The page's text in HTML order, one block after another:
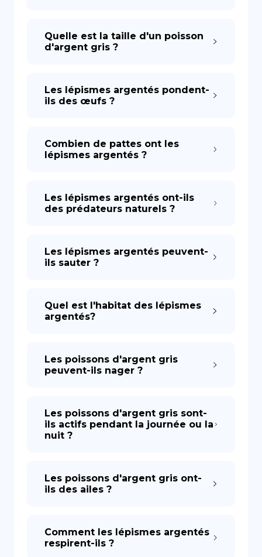
Quelle est la taille d'un poisson
d'argent gris ?
Les lépismes argentés pondent-
ils des œufs ?
Combien de pattes ont les
lépismes argentés ?
Les lépismes argentés ont-ils
des prédateurs naturels ?
Les lépismes argentés peuvent-
ils sauter ?
Quel est l'habitat des lépismes
argentés?
Les poissons d'argent gris
peuvent-ils nager ?
Les poissons d'argent gris sont-
ils actifs pendant la journée ou la
nuit ?
Les poissons d'argent gris ont-
ils des ailes ?
Comment les lépismes argentés
respirent-ils ?